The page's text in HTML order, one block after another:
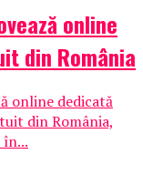
online
din România
online dedicată
din România,